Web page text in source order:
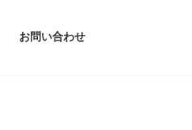
お問い合わせ